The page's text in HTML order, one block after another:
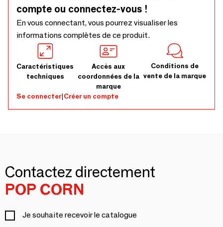
compte ou connectez-vous !
En vous connectant, vous pourrez visualiser les
informations complètes de ce produit.
Caractéristiques
techniques
Accès aux
coordonnées de la
marque
Conditions de
vente de la marque
Se connecter|Créer un compte
Contactez directement
POP CORN
Je souhaite recevoir le catalogue